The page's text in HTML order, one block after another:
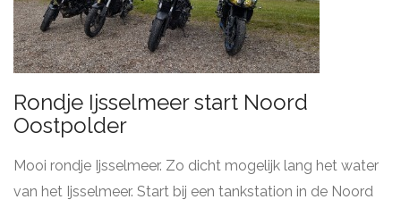
Rondje Ijsselmeer start Noord
Oostpolder
Mooi rondje Ijsselmeer. Zo dicht mogelijk lang het water
van het Ijsselmeer. Start bij een tankstation in de Noord